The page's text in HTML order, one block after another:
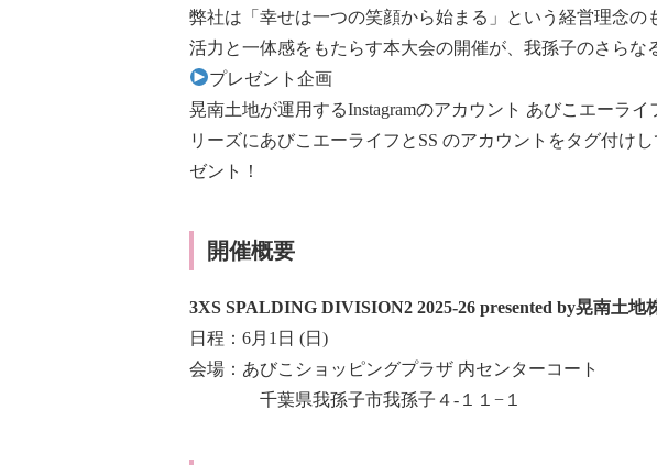
弊社は「幸せは一つの笑顔から始まる」という経営理念
活力と一体感をもたらす本大会の開催が、我孫子のさらな
プレゼント企画
晃南土地が運用するInstagramのアカウント あびこエーラ
リーズにあびこエーライフとSS のアカウントをタグ付け
ゼント！
開催概要
3XS SPALDING DIVISION2 2025-26 presented by晃南土地
日程：6月1日 (日)
会場：あびこショッピングプラザ 内センターコート
千葉県我孫子市我孫子４-１１−１